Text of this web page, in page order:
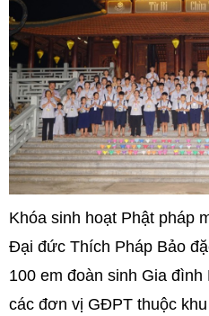
Khóa sinh hoạt Phật pháp
Đại đức Thích Pháp Bảo
100 em đoàn sinh Gia
các đơn vị GĐPT thuộc